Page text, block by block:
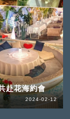
赴花海約會
2024-02-12